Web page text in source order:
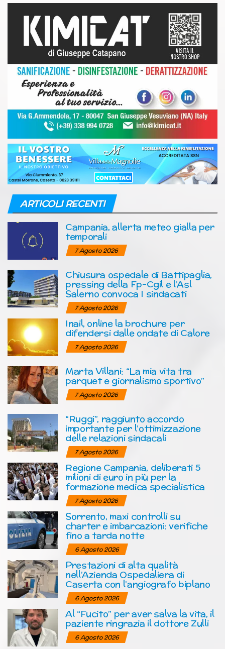
ARTICOLI RECENTI
Campania, allerta meteo gialla per
temporali
7 Agosto 2026
Chiusura ospedale di Battipaglia,
pressing della Fp-Cgil e l’Asl
Salerno convoca I sindacati
7 Agosto 2026
Inail, online la brochure per
difendersi dalle ondate di Calore
7 Agosto 2026
Marta Villani: “La mia vita tra
parquet e giornalismo sportivo”
7 Agosto 2026
“Ruggi”, raggiunto accordo
importante per l’ottimizzazione
delle relazioni sindacali
7 Agosto 2026
Regione Campania, deliberati 5
milioni di euro in più per la
formazione medica specialistica
7 Agosto 2026
Sorrento, maxi controlli su
charter e imbarcazioni: verifiche
fino a tarda notte
6 Agosto 2026
Prestazioni di alta qualità
nell’Azienda Ospedaliera di
Caserta con l’angiografo biplano
6 Agosto 2026
Al “Fucito” per aver salva la vita, il
paziente ringrazia il dottore Zulli
6 Agosto 2026